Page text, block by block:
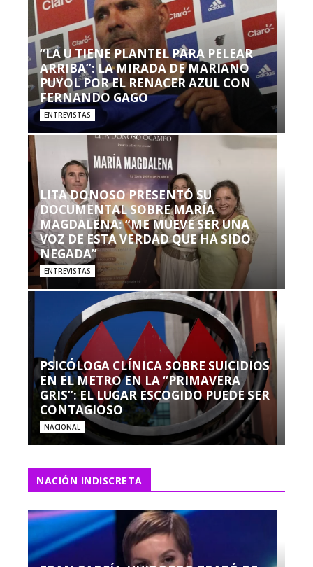
“LA U TIENE PLANTEL PARA PELEAR
ARRIBA”: LA MIRADA DE MARIANO
PUYOL POR EL RENACER AZUL CON
FERNANDO GAGO
ENTREVISTAS
LITA DONOSO PRESENTÓ SU
DOCUMENTAL SOBRE MARÍA
MAGDALENA: “ME MUEVE SER UNA
VOZ DE ESTA VERDAD QUE HA SIDO
NEGADA”
ENTREVISTAS
PSICÓLOGA CLÍNICA SOBRE SUICIDIOS
EN EL METRO EN LA “PRIMAVERA
GRIS”: EL LUGAR ESCOGIDO PUEDE SER
CONTAGIOSO
NACIONAL
NACIÓN INDISCRETA